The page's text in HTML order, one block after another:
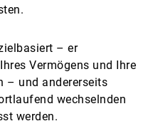
– er
Vermögens und Ihre
– und andererseits
wechselnden
werden.